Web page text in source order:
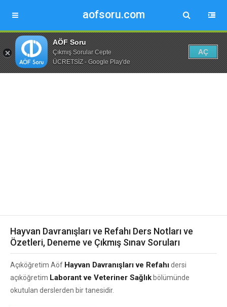
aofsoru.com
AÖF Soru
Çıkmış Sorular Cepte
ÜCRETSİZ - Google Play'de
AÇ
Hayvan Davranışları ve Refahı Ders Notları ve
Özetleri, Deneme ve Çıkmış Sınav Soruları
Açıköğretim Aöf Hayvan Davranışları ve Refahıdersi
açıköğretim Laborant ve Veteriner Sağlık bölümünde
okutulan derslerden bir tanesidir.